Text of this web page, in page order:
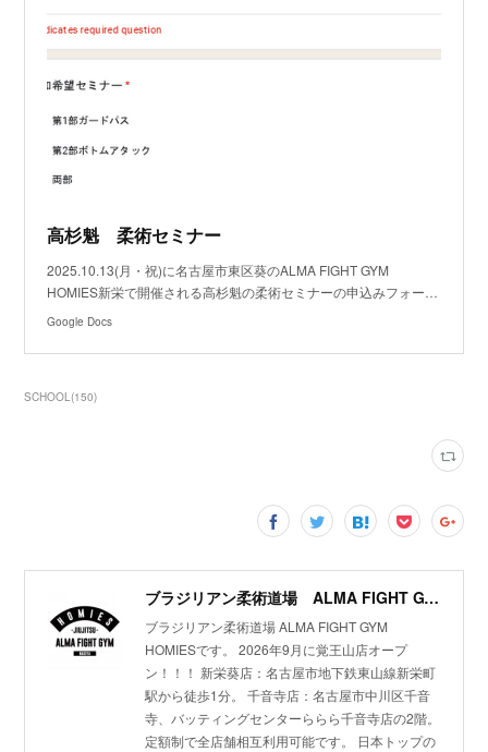
高杉魁 柔術セミナー
2025.10.13(月・祝)に名古屋市東区葵のALMA FIGHT GYM
HOMIES新栄で開催される高杉魁の柔術セミナーの申込みフォー…
Google Docs
SCHOOL(150)
ブラジリアン柔術道場 ALMA FIGHT GYM HOMIES(ホーミーズ)
ブラジリアン柔術道場 ALMA FIGHT GYM
HOMIESです。 2026年9月に覚王山店オープ
ン！！！ 新栄葵店：名古屋市地下鉄東山線新栄町
駅から徒歩1分。 千音寺店：名古屋市中川区千音
寺、バッティングセンターららら千音寺店の2階。
定額制で全店舗相互利用可能です。 日本トップの